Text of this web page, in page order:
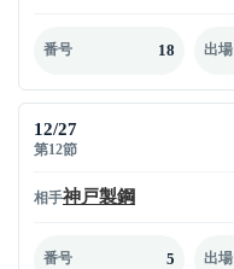
番号 18 出場
12/27
第12節
相手神戸製鋼
番号 5 出場